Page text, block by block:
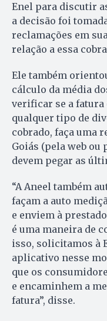
Enel para discutir
a decisão foi
reclamações em
relação a essa
Ele também
cálculo da média
verificar se a fatura
qualquer tipo de
cobrado, faça uma
Goiás (pela web ou
devem pegar as
“A Aneel também
façam a auto
e enviem à
é uma maneira de
isso, solicitamos à
aplicativo nesse
que os
e encaminhem a
fatura”, disse.